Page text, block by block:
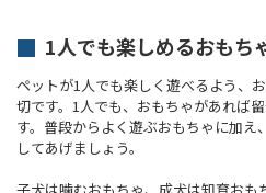
1人でも楽しめるおもち
ペットが1人でも楽しく遊べるよう、
切です。1人でも、おもちゃがあれば
す。普段からよく遊ぶおもちゃに加
してあげましょう。